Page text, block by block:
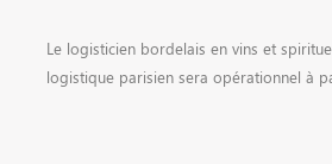
Le logisticien bordelais en vins et
logistique parisien sera opérationnel à